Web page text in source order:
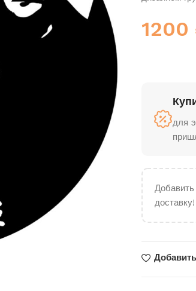
1200
для
доставку!